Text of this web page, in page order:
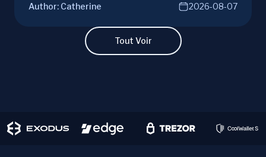
campaigns, risks, benefits, and a vital checklist
Author: Catherine 2026-08-07
Tout Voir